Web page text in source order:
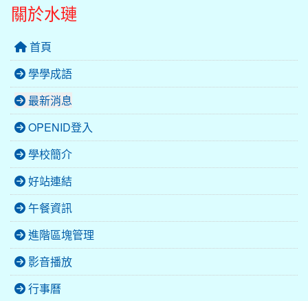
關於水璉
首頁
學學成語
最新消息
OPENID登入
學校簡介
好站連結
午餐資訊
進階區塊管理
影音播放
行事曆